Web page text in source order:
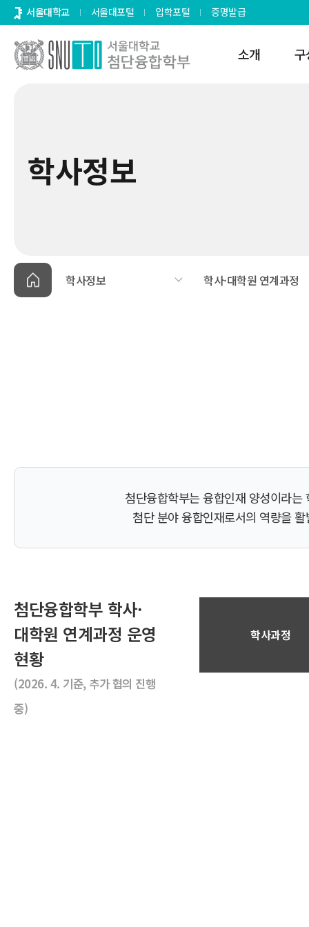
바로가기
메뉴
서울대학교 서울대포털 입학포털 증명발급
소개
학사정보
학사정보 학사·대학원 연계과정
첨단융합학부는 융합인재 양성이라
첨단 분야 융합인재로서의 역량을
첨단융합학부 학사·
대학원 연계과정 운영
현황
(2026. 4. 기준, 추가 협의 진행
중)
학사과정